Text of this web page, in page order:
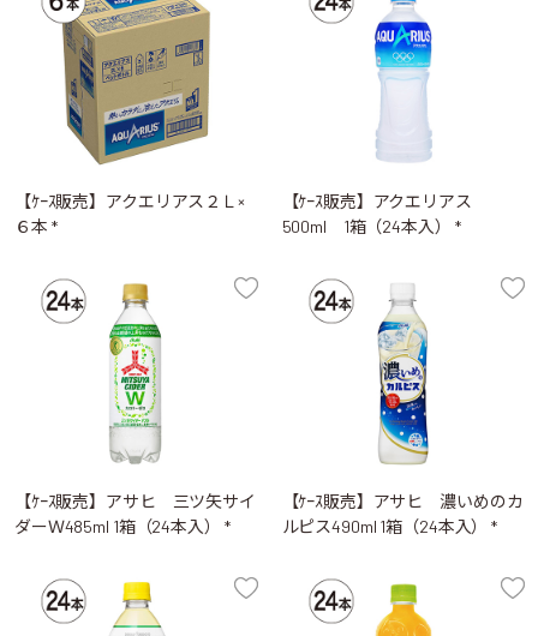
【ｹｰｽ販売】アクエリアス２Ｌ×
６本 *
【ｹｰｽ販売】アクエリアス
500ml 1箱（24本入） *
【ｹｰｽ販売】アサヒ 三ツ矢サイ
ダーＷ485ml 1箱（24本入） *
【ｹｰｽ販売】アサヒ 濃いめのカ
ルピス490ml 1箱（24本入） *